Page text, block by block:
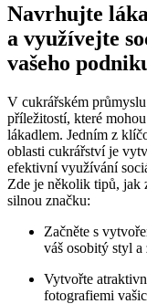
Navrhujte
a využívejte
vašeho
V cukrářském
příležitostí, které
lákadlem. Jedním z
oblasti cukrářství je
efektivní využívání
Zde je několik tipů, jak
silnou značku:
Začněte s
váš osobitý styl a
Vytvořte
fotografiemi